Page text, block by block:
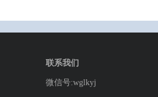
联系我们
微信号:wglkyj